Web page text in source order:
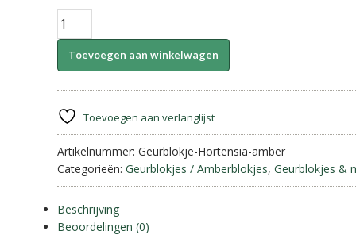
Marokkaanse
Geurblokjes-
Hortensia
||
Amber.
Toevoegen aan winkelwagen
Toevoegen aan verlanglijst
Artikelnummer: Geurblokje-Hortensia-amber
Categorieën: Geurblokjes / Amberblokjes, Geurblokjes &
Beschrijving
Beoordelingen (0)